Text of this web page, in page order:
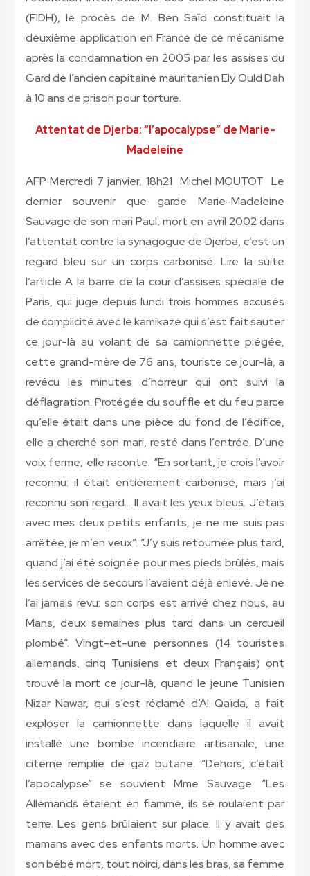
(FIDH), le procès de M. Ben Saïd constituait la
deuxième application en France de ce mécanisme
après la condamnation en 2005 par les assises du
Gard de l’ancien capitaine mauritanien Ely Ould Dah
à 10 ans de prison pour torture.
Attentat de Djerba: “l’apocalypse” de Marie-
Madeleine
AFP Mercredi 7 janvier, 18h21 Michel MOUTOT Le
dernier souvenir que garde Marie-Madeleine
Sauvage de son mari Paul, mort en avril 2002 dans
l’attentat contre la synagogue de Djerba, c’est un
regard bleu sur un corps carbonisé. Lire la suite
l’article A la barre de la cour d’assises spéciale de
Paris, qui juge depuis lundi trois hommes accusés
de complicité avec le kamikaze qui s’est fait sauter
ce jour-là au volant de sa camionnette piégée,
cette grand-mère de 76 ans, touriste ce jour-là, a
revécu les minutes d’horreur qui ont suivi la
déflagration. Protégée du souffle et du feu parce
qu’elle était dans une pièce du fond de l’édifice,
elle a cherché son mari, resté dans l’entrée. D’une
voix ferme, elle raconte: “En sortant, je crois l’avoir
reconnu: il était entièrement carbonisé, mais j’ai
reconnu son regard… Il avait les yeux bleus. J’étais
avec mes deux petits enfants, je ne me suis pas
arrêtée, je m’en veux”. “J’y suis retournée plus tard,
quand j’ai été soignée pour mes pieds brûlés, mais
les services de secours l’avaient déjà enlevé. Je ne
l’ai jamais revu: son corps est arrivé chez nous, au
Mans, deux semaines plus tard dans un cercueil
plombé”. Vingt-et-une personnes (14 touristes
allemands, cinq Tunisiens et deux Français) ont
trouvé la mort ce jour-là, quand le jeune Tunisien
Nizar Nawar, qui s’est réclamé d’Al Qaïda, a fait
exploser la camionnette dans laquelle il avait
installé une bombe incendiaire artisanale, une
citerne remplie de gaz butane. “Dehors, c’était
l’apocalypse” se souvient Mme Sauvage. “Les
Allemands étaient en flamme, ils se roulaient par
terre. Les gens brûlaient sur place. Il y avait des
mamans avec des enfants morts. Un homme avec
son bébé mort, tout noirci, dans les bras, sa femme